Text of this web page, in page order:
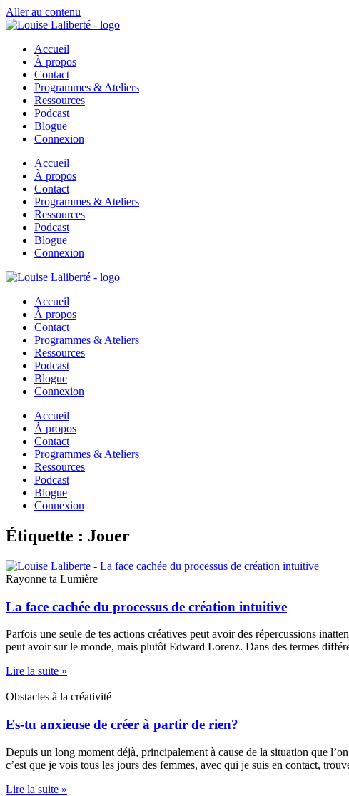
Aller au contenu
Accueil
À propos
Contact
Programmes & Ateliers
Ressources
Podcast
Blogue
Connexion
Accueil
À propos
Contact
Programmes & Ateliers
Ressources
Podcast
Blogue
Connexion
Accueil
À propos
Contact
Programmes & Ateliers
Ressources
Podcast
Blogue
Connexion
Accueil
À propos
Contact
Programmes & Ateliers
Ressources
Podcast
Blogue
Connexion
Étiquette : Jouer
Rayonne ta Lumière
La face cachée du processus de création intuitive
Parfois une seule de tes actions créatives peut avoir des répercussions
peut avoir sur le monde, mais plutôt Edward Lorenz. Dans des termes
Lire la suite »
Obstacles à la créativité
Es-tu anxieuse de créer à partir de rien?
Depuis un long moment déjà, principalement à cause de la situation que
c’est que je vois tous les jours des femmes, avec qui je suis en contact,
Lire la suite »